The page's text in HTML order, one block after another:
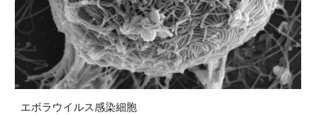
エボラウイルス感染細胞